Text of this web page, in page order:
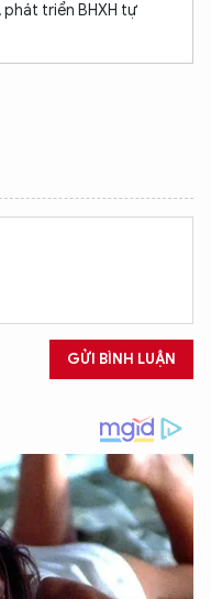
phát triển BHXH tự
GỬI BÌNH LUẬN